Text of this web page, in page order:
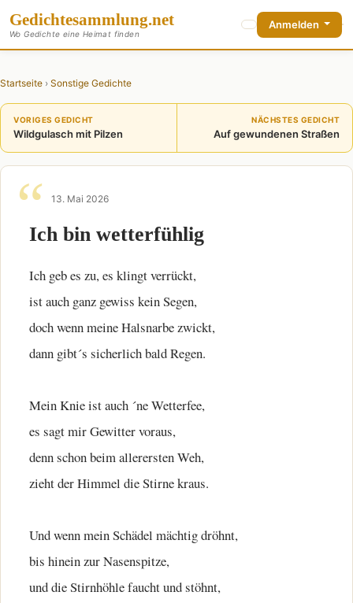
Gedichtesammlung.net
Wo Gedichte eine Heimat finden
Anmelden
Startseite › Sonstige Gedichte
VORIGES GEDICHT
Wildgulasch mit Pilzen
NÄCHSTES GEDICHT
Auf gewundenen Straßen
13. Mai 2026
Ich bin wetterfühlig
Ich geb es zu, es klingt verrückt,
ist auch ganz gewiss kein Segen,
doch wenn meine Halsnarbe zwickt,
dann gibt´s sicherlich bald Regen.
Mein Knie ist auch ´ne Wetterfee,
es sagt mir Gewitter voraus,
denn schon beim allerersten Weh,
zieht der Himmel die Stirne kraus.
Und wenn mein Schädel mächtig dröhnt,
bis hinein zur Nasenspitze,
und die Stirnhöhle faucht und stöhnt,